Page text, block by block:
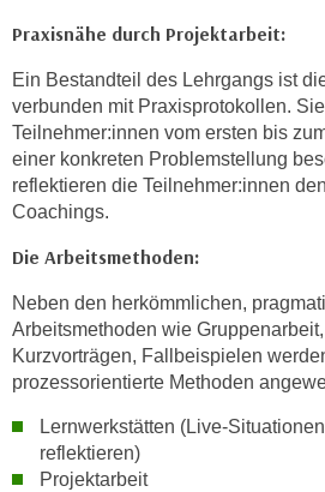
Praxisnähe durch Projektarbeit:
Ein Bestandteil des Lehrgangs ist
verbunden mit Praxisprotokollen.
Teilnehmer:innen vom ersten bis
einer konkreten Problemstellung
reflektieren die Teilnehmer:innen
Coachings.
Die Arbeitsmethoden:
Neben den herkömmlichen,
Arbeitsmethoden wie
Kurzvorträgen, Fallbeispielen
prozessorientierte Methoden
Lernwerkstätten (Live-
reflektieren)
Projektarbeit
s
a
b
z
u
l
e
e
n
.